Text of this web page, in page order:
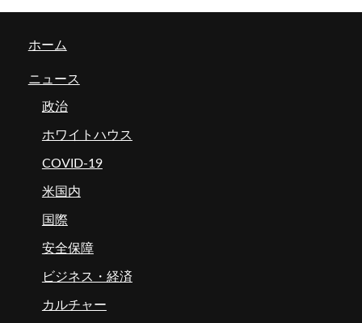
ホーム
ニュース
政治
ホワイトハウス
COVID-19
米国内
国際
安全保障
ビジネス・経済
カルチャー